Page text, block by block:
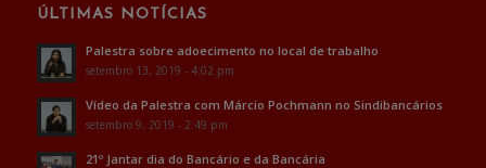
ÚLTIMAS NOTÍCIAS
Palestra sobre adoecimento no local de trabalho
setembro 13, 2019 - 4:02 pm
Vídeo da Palestra com Márcio Pochmann no Sindibancários
setembro 9, 2019 - 2:49 pm
21º Jantar dia do Bancário e da Bancária